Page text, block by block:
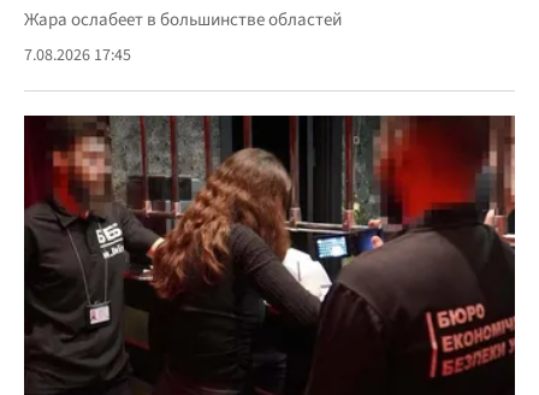
Жара ослабеет в большинстве областей
7.08.2026 17:45